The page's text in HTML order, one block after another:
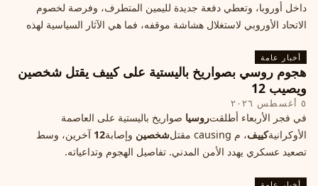
داخل أوروبا، وتعطي دفعة جديدة لليمين المتطرف، وفرصة لخصوم
الاتحاد الأوروبي لاستغلال هشاشة موقفه، فما هي الآثار السياسية لهذه
أخبار عامة
هجوم روسي بصواريخ باليستية على كييف يقتل شخصين
ويصيب 12
٥ أغسطس ٢٠٢٦
في فجر الأربعاء أطلقتروسيا صواريخ باليستية على العاصمة
الأوكرانيةكييف، م causing مقتل شخصين وإصابة12 آخرين، وسط
تصعيد عسكري يهدد الأمن المدني. تفاصيل الهجوم وتداعياته.